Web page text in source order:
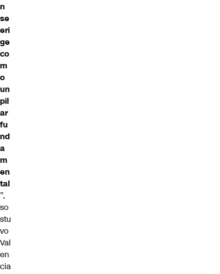
n
se
eri
ge
co
m
o
un
pil
ar
fu
nd
a
m
en
tal
”,
so
stu
vo
Val
en
cia